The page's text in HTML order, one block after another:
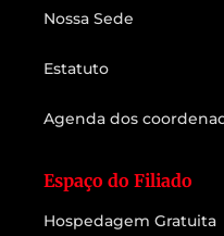
Nossa Sede
Estatuto
Agenda dos
Espaço do Filiado
Hospedagem Gratuita